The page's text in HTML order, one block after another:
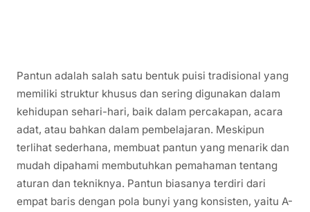
Pantun adalah salah satu bentuk puisi tradisional yang
memiliki struktur khusus dan sering digunakan dalam
kehidupan sehari-hari, baik dalam percakapan, acara
adat, atau bahkan dalam pembelajaran. Meskipun
terlihat sederhana, membuat pantun yang menarik dan
mudah dipahami membutuhkan pemahaman tentang
aturan dan tekniknya. Pantun biasanya terdiri dari
empat baris dengan pola bunyi yang konsisten, yaitu A-